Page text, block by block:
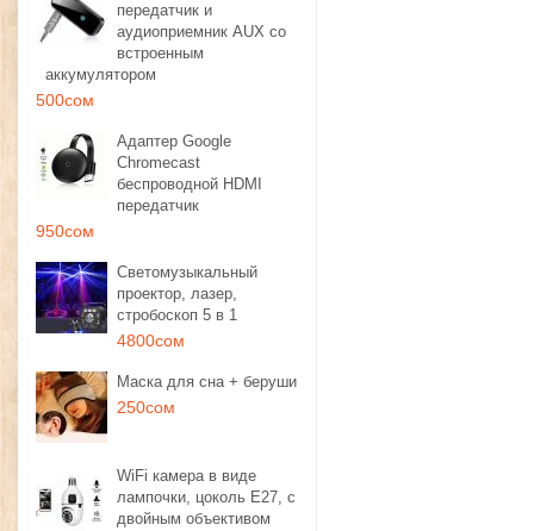
передатчик и
аудиоприемник AUX со
встроенным
аккумулятором
500сом
Адаптер Google
Chromecast
беспроводной HDMI
передатчик
950сом
Светомузыкальный
проектор, лазер,
стробоскоп 5 в 1
4800сом
Маска для сна + беруши
250сом
WiFi камера в виде
лампочки, цоколь E27, с
двойным объективом